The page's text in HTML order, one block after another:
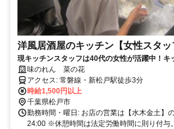
洋風居酒屋のキッチン【女性スタッ
現キッチンスタッフは40代の女性が活躍中！キ
手作りの料理が人気の当店！ちょっとした軽食
ーマンの来店がメインです。ママを中心に女性
雰囲気のお店ですよ！アットホームな雰囲気な
に馴染めます。
味のれん 菜の花
アクセス: 常磐線・新松戸駅徒歩3分
時給1,500円以上
千葉県松戸市
勤務時間・曜日: お店の営業は【水木金土】
24:00 ※休憩時間は法定労働時間に則り付